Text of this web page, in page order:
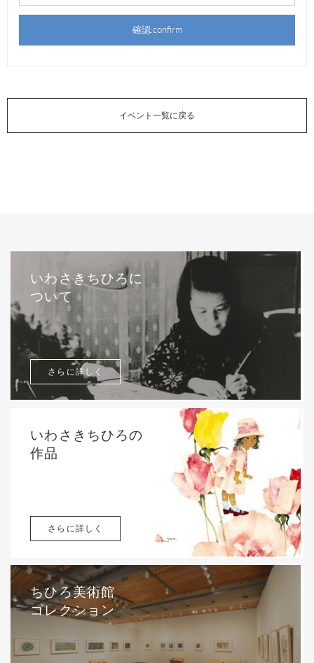
イベント一覧に戻る
いわさきちひろに
ついて
さらに詳しく
いわさきちひろの
作品
さらに詳しく
ちひろ美術館
コレクション